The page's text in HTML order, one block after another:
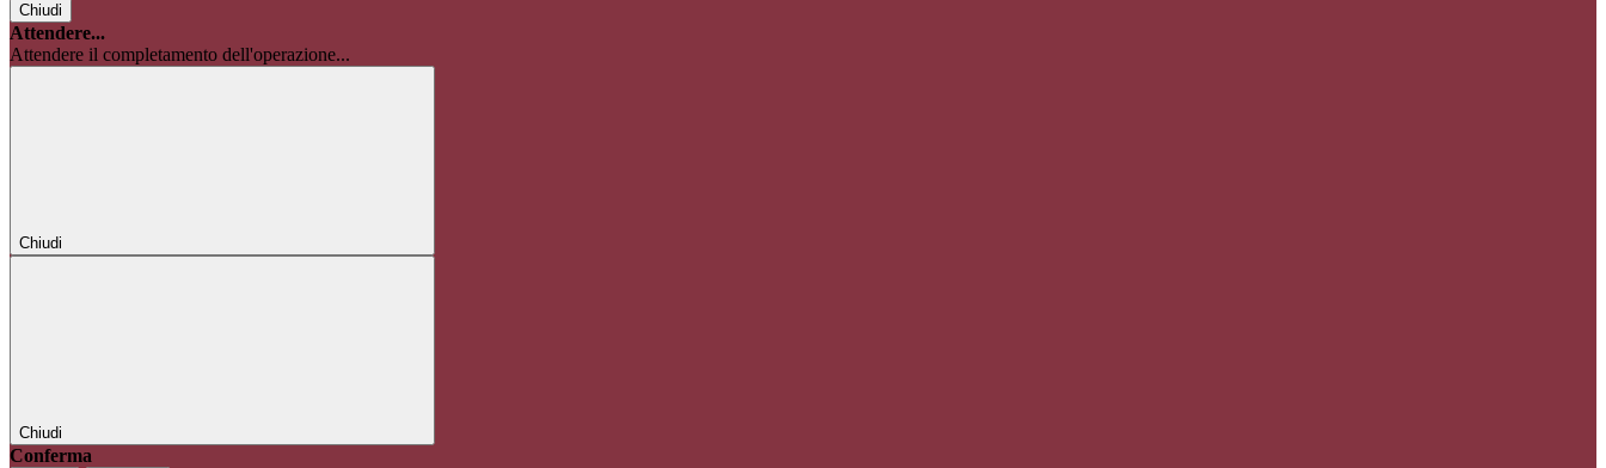
Chiudi
Attendere...
Attendere il completamento dell'operazione...
Chiudi
Chiudi
Conferma